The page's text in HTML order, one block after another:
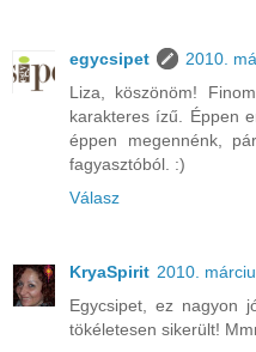
egycsipet
2010.
Liza, köszönöm!
karakteres ízű. Éppen
éppen megennénk,
fagyasztóból. :)
Válasz
KryaSpirit 2010.
Egycsipet, ez nagyon
tökéletesen sikerült!